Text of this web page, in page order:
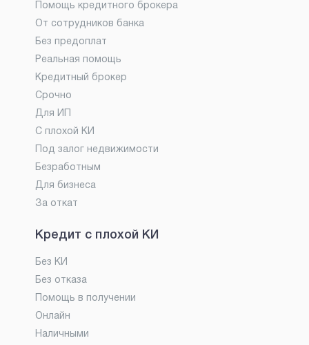
Помощь кредитного брокера
От сотрудников банка
Без предоплат
Реальная помощь
Кредитный брокер
Срочно
Для ИП
С плохой КИ
Под залог недвижимости
Безработным
Для бизнеса
За откат
Кредит с плохой КИ
Без КИ
Без отказа
Помощь в получении
Онлайн
Наличными